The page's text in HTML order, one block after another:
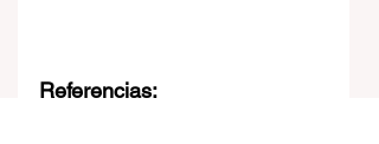
Referencias: